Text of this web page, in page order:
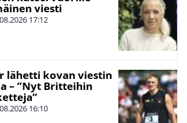
viesti
17:12
lähetti kovan viestin
– ”Nyt Britteihin
16:10